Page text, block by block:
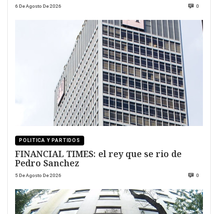
6 De Agosto De 2026 0
POLITICA Y PARTIDOS
FINANCIAL TIMES: el rey que se rio de
Pedro Sanchez
5 De Agosto De 2026 0